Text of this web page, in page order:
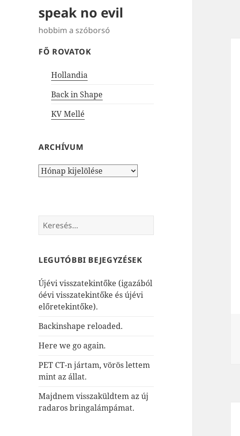
speak no evil
hobbim a szóborsó
FŐ ROVATOK
Hollandia
Back in Shape
KV Mellé
ARCHÍVUM
Archívum
Keresés:
LEGUTÓBBI BEJEGYZÉSEK
Újévi visszatekintőke (igazából
óévi visszatekintőke és újévi
előretekintőke).
Backinshape reloaded.
Here we go again.
PET CT-n jártam, vörös lettem
mint az állat.
Majdnem visszaküldtem az új
radaros bringalámpámat.